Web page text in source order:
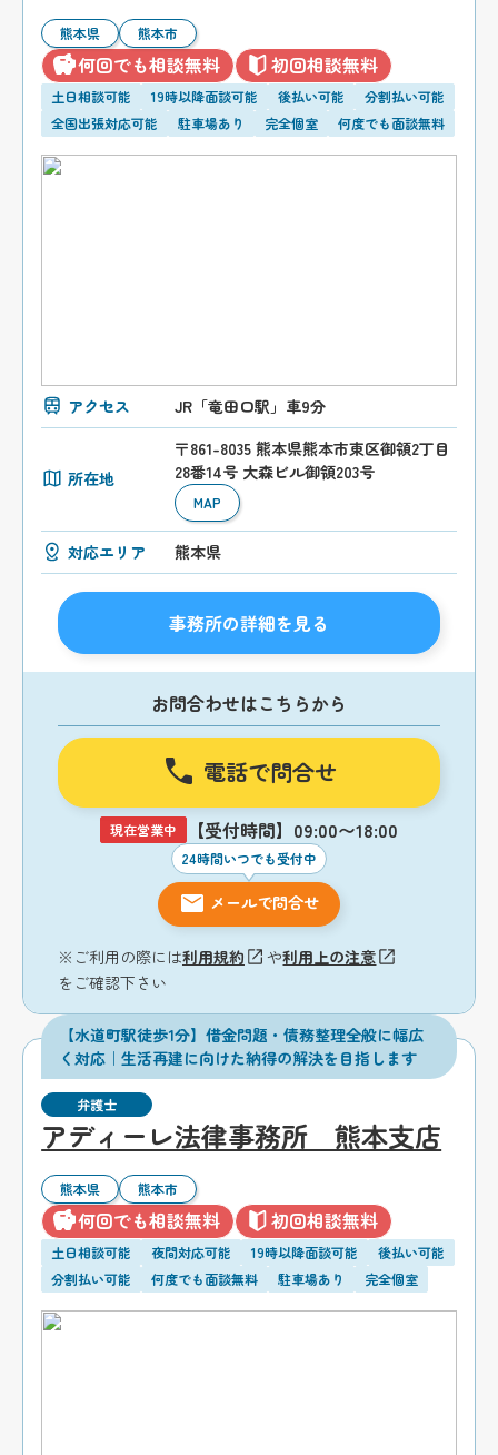
熊本県 熊本市
何回でも相談無料 初回相談無料
土日相談可能 19時以降面談可能 後払い可能
分割払い可能
全国出張対応可能
駐車場あり 完全個室 何度でも面談無料
アクセス JR「竜田口駅」車9分
所在地
〒861-8035 熊本県熊本市東区御領2丁目
28番14号 大森ビル御領203号
MAP
対応エリア 熊本県
事務所の詳細を見る
お問合わせはこちらから
電話で問合せ
現在営業中 【受付時間】09:00〜18:00
24時間いつでも受付中
メールで問合せ
※ご利用の際には利用規約 や利用上の注意
をご確認下さい
【水道町駅徒歩1分】借金問題・債務整理全般に幅広
く対応｜生活再建に向けた納得の解決を目指します
弁護士
アディーレ法律事務所 熊本支店
熊本県 熊本市
何回でも相談無料 初回相談無料
土日相談可能 夜間対応可能 19時以降面談可能
後払い可能
分割払い可能
何度でも面談無料 駐車場あり 完全個室